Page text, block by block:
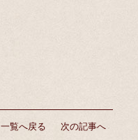
一覧へ戻る 次の記事へ